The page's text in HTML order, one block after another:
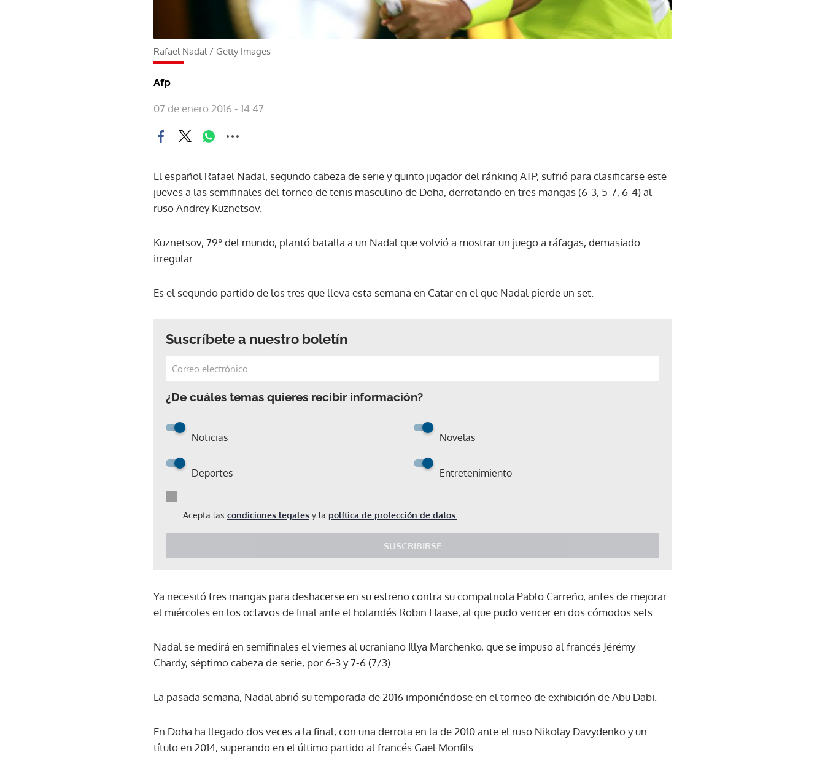
Rafael Nadal / Getty Images
Afp
07 de enero 2016 - 14:47
El español Rafael Nadal, segundo cabeza de serie y quinto jugador del ránking ATP, sufrió para clasificarse este
jueves a las semifinales del torneo de tenis masculino de Doha, derrotando en tres mangas (6-3, 5-7, 6-4) al
ruso Andrey Kuznetsov.
Kuznetsov, 79º del mundo, plantó batalla a un Nadal que volvió a mostrar un juego a ráfagas, demasiado
irregular.
Es el segundo partido de los tres que lleva esta semana en Catar en el que Nadal pierde un set.
Suscríbete a nuestro boletín
¿De cuáles temas quieres recibir información?
Noticias Novelas
Deportes Entretenimiento
Acepta las condiciones legales y la política de protección de datos.
SUSCRIBIRSE
Ya necesitó tres mangas para deshacerse en su estreno contra su compatriota Pablo Carreño, antes de mejorar
el miércoles en los octavos de final ante el holandés Robin Haase, al que pudo vencer en dos cómodos sets.
Nadal se medirá en semifinales el viernes al ucraniano Illya Marchenko, que se impuso al francés Jérémy
Chardy, séptimo cabeza de serie, por 6-3 y 7-6 (7/3).
La pasada semana, Nadal abrió su temporada de 2016 imponiéndose en el torneo de exhibición de Abu Dabi.
En Doha ha llegado dos veces a la final, con una derrota en la de 2010 ante el ruso Nikolay Davydenko y un
título en 2014, superando en el último partido al francés Gael Monfils.